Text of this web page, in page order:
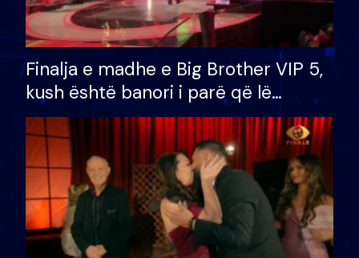
Finalja e madhe e Big Brother VIP 5,
kush është banori i parë që lë
shtëpinë dhe humb mundësinë për
të fituar çmimin e madh